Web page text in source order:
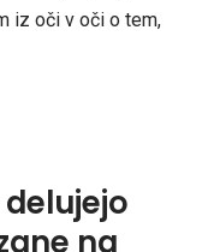
iz oči v oči o tem,
na